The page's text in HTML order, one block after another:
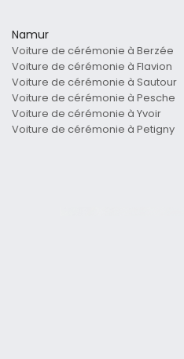
Namur
Voiture de cérémonie à Berzée
Voiture de cérémonie à Flavion
Voiture de cérémonie à Sautour
Voiture de cérémonie à Pesche
Voiture de cérémonie à Yvoir
Voiture de cérémonie à Petigny